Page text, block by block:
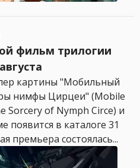
фильм трилогии
картины "Мобильный
нимфы Цирцеи" (Mobile
Sorcery of Nymph Circe) и
появится в каталоге 31
премьера состоялась...